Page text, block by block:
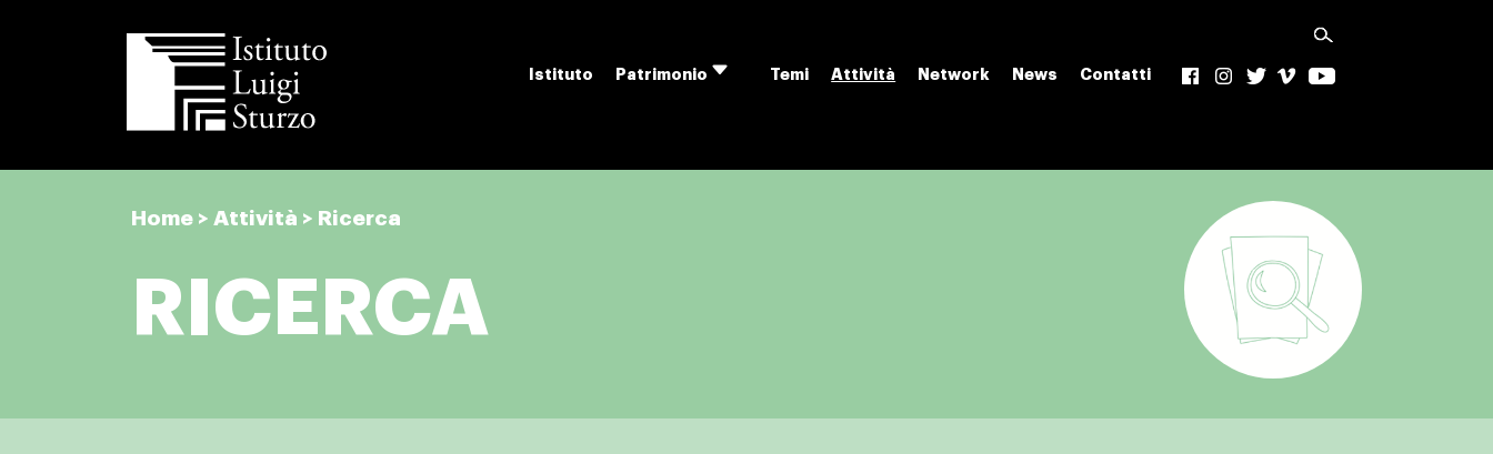
Istituto
Istituto Patrimonio Temi Attività Network News Contatti f Ig v yt
Home > Attività > Ricerca
RICERCA